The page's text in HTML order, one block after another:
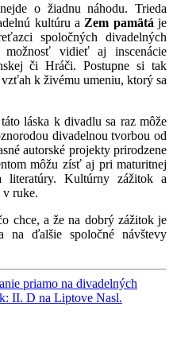
o žiadnu náhodu. Trieda
kultúru a Zem pamätá je
spoločných divadelných
vidieť aj inscenácie
či Hráči. Postupne si tak
k živému umeniu, ktorý sa
láska k divadlu sa raz môže
divadelnou tvorbou od
autorské projekty prirodzene
môžu zísť aj pri maturitnej
literatúry. Kultúrny zážitok a
v ruke.
chce, a že na dobrý zážitok je
na ďalšie spoločné návštevy
priamo na divadelných
II. D na Liptove Nasl.